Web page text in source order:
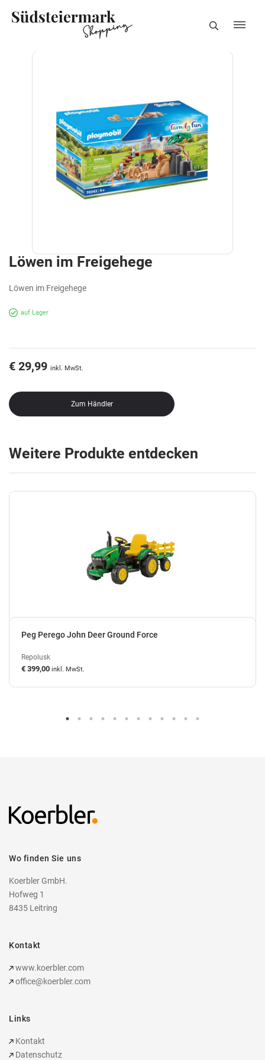
Löwen im Freigehege
Löwen im Freigehege
auf Lager
€ 29,99 inkl. MwSt.
Zum Händler
Weitere Produkte entdecken
Peg Perego John Deer Ground Force
Repolusk
€ 399,00 inkl. MwSt.
Wo finden Sie uns
Koerbler GmbH.
Hofweg 1
8435 Leitring
Kontakt
www.koerbler.com
office@koerbler.com
Links
Kontakt
Datenschutz